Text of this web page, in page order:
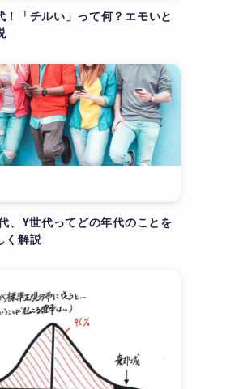
！「チルい」って何？エモいと
、Y世代ってどの年代のことを
く解説